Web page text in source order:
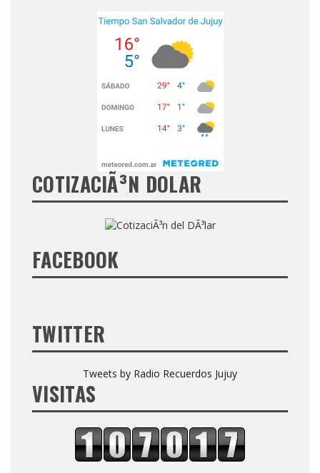
COTIZACIÃ³N DOLAR
FACEBOOK
TWITTER
Tweets by Radio Recuerdos Jujuy
VISITAS